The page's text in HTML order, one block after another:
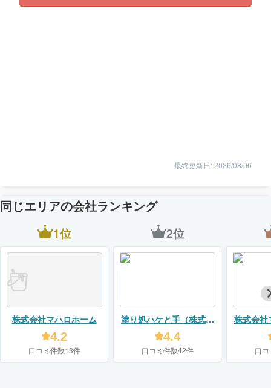
最終更新日: 2026/08/06
同じエリアの会社ランキング
1位
株式会社マハロホーム
4.2
口コミ件数13件
2位
塗り処ハケと手（株式会
社ユーモア）
4.4
口コミ件数42件
株式会社
口